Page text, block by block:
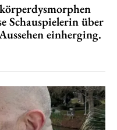
Schauspielerin über
einherging.